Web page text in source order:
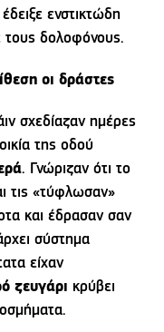
έδειξε ενστικτώδη
τους δολοφόνους.
οι δράστες
σχεδίαζαν ημέρες
της οδού
. Γνώριζαν ότι το
τις «τύφλωσαν»
και έδρασαν σαν
σύστημα
είχαν
ζευγάρι κρύβει